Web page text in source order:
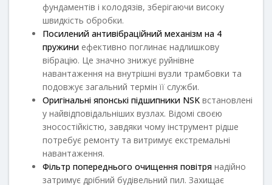
фундаментів і колодязів, зберігаючи високу
швидкість обробки.
Посилений антивібраційний механізм на 4
пружини ефективно поглинає надлишкову
вібрацію. Це значно знижує руйнівне
навантаження на внутрішні вузли трамбовки та
подовжує загальний термін її служби.
Оригінальні японські підшипники NSK встановлені
у найвідповідальніших вузлах. Відомі своєю
зносостійкістю, завдяки чому інструмент рідше
потребує ремонту та витримує екстремальні
навантаження.
Фільтр попереднього очищення повітря надійно
затримує дрібний будівельний пил. Захищає